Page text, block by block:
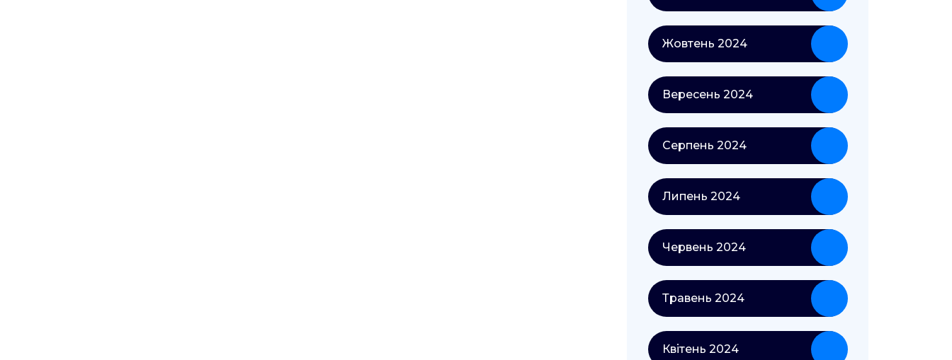
Жовтень 2024
Вересень 2024
Серпень 2024
Липень 2024
Червень 2024
Травень 2024
Квітень 2024